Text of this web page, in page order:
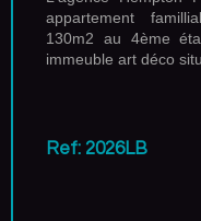
appartement
130m2 au 4ème
immeuble art déco
Ref: 2026LB